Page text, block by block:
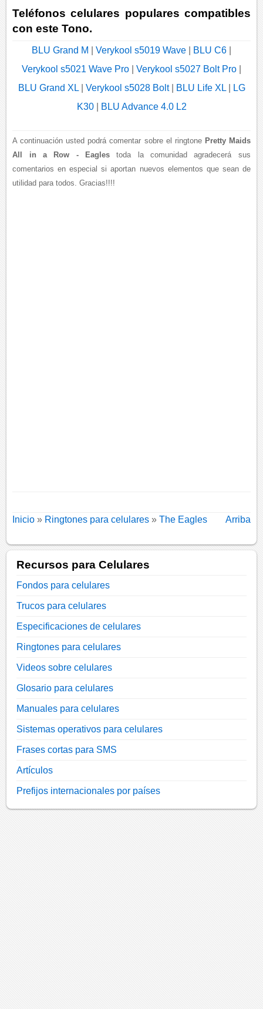
Teléfonos celulares populares compatibles
con este Tono.
BLU Grand M Verykool s5019 Wave BLU C6
Verykool s5021 Wave Pro
Verykool s5027 Bolt Pro
BLU Grand XL| Verykool s5028 Bolt| BLU Life XL|
LG
K30| BLU Advance 4.0 L2
A continuación usted podrá comentar sobre el ringtone Pretty Maids
All in a Row - Eagles toda la comunidad agradecerá sus
comentarios en especial si aportan nuevos elementos que sean de
utilidad para todos. Gracias!!!!
Inicio » Ringtones para celulares »The Eagles Arriba
Recursos para Celulares
Fondos para celulares
Trucos para celulares
Especificaciones de celulares
Ringtones para celulares
Videos sobre celulares
Glosario para celulares
Manuales para celulares
Sistemas operativos para celulares
Frases cortas para SMS
Artículos
Prefijos internacionales por países